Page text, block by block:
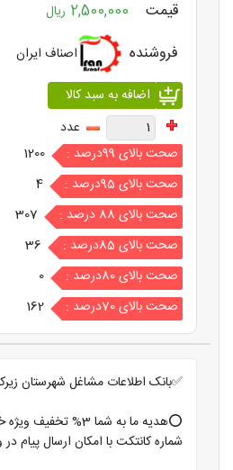
قیمت 2,500,000 ریال
فروشنده اصناف ایران
عدد
صحت بالای 99درصد :
1200
صحت بالای 95درصد :
4
صحت بالای 88 درصد :
307
صحت بالای 85درصد :
36
صحت بالای 80درصد :
0
صحت بالای 70درصد :
162
✅بانک اطلاعات مشاغل شهرستان
⭕️هدیه ما به شما 3%
شماره کانتکت با امکان ارسال پیام